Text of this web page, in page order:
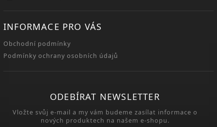
INFORMACE PRO VÁS
Obchodní podmínky
Podmínky ochrany osobních údajů
ODEBÍRAT NEWSLETTER
Vložte svůj e-mail a my vám budeme zasílat informace o
nových produktech na našem e-shopu.